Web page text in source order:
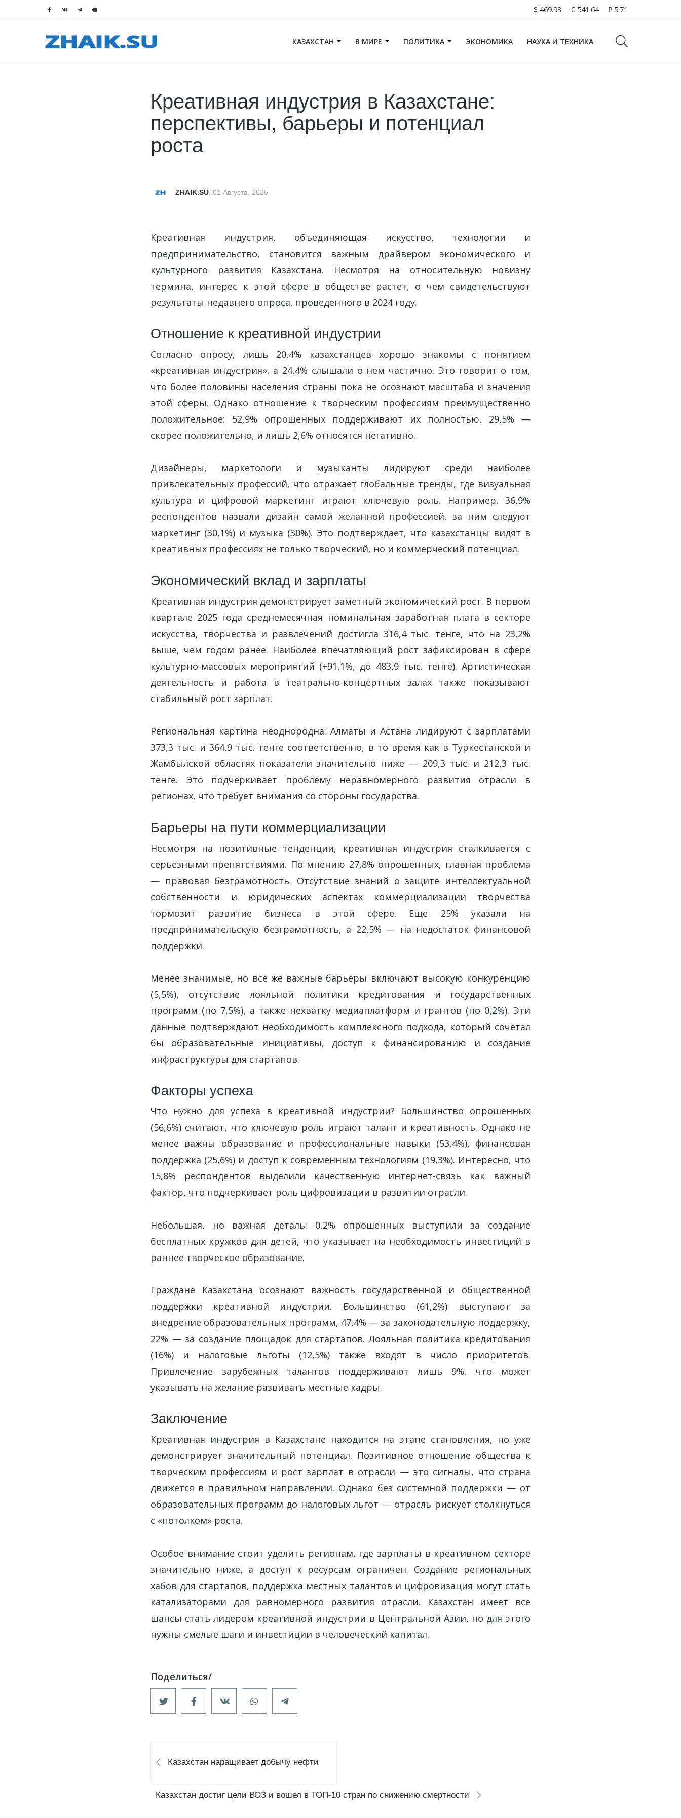
$ 469.93 € 541.64 ₽ 5.71
КАЗАХСТАН В МИРЕ ПОЛИТИКА ЭКОНОМИКА НАУКА И ТЕХНИКА
Креативная индустрия в Казахстане:
перспективы, барьеры и потенциал
роста
ZHAIK.SU, 01 Августа, 2025
Креативная индустрия, объединяющая искусство, технологии и
предпринимательство, становится важным драйвером экономического и
культурного развития Казахстана. Несмотря на относительную новизну
термина, интерес к этой сфере в обществе растет, о чем свидетельствуют
результаты недавнего опроса, проведенного в 2024 году.
Отношение к креативной индустрии
Согласно опросу, лишь 20,4% казахстанцев хорошо знакомы с понятием
«креативная индустрия», а 24,4% слышали о нем частично. Это говорит о том,
что более половины населения страны пока не осознают масштаба и значения
этой сферы. Однако отношение к творческим профессиям преимущественно
положительное: 52,9% опрошенных поддерживают их полностью, 29,5% —
скорее положительно, и лишь 2,6% относятся негативно.
Дизайнеры, маркетологи и музыканты лидируют среди наиболее
привлекательных профессий, что отражает глобальные тренды, где визуальная
культура и цифровой маркетинг играют ключевую роль. Например, 36,9%
респондентов назвали дизайн самой желанной профессией, за ним следуют
маркетинг (30,1%) и музыка (30%). Это подтверждает, что казахстанцы видят в
креативных профессиях не только творческий, но и коммерческий потенциал.
Экономический вклад и зарплаты
Креативная индустрия демонстрирует заметный экономический рост. В первом
квартале 2025 года среднемесячная номинальная заработная плата в секторе
искусства, творчества и развлечений достигла 316,4 тыс. тенге, что на 23,2%
выше, чем годом ранее. Наиболее впечатляющий рост зафиксирован в сфере
культурно-массовых мероприятий (+91,1%, до 483,9 тыс. тенге). Артистическая
деятельность и работа в театрально-концертных залах также показывают
стабильный рост зарплат.
Региональная картина неоднородна: Алматы и Астана лидируют с зарплатами
373,3 тыс. и 364,9 тыс. тенге соответственно, в то время как в Туркестанской и
Жамбылской областях показатели значительно ниже — 209,3 тыс. и 212,3 тыс.
тенге. Это подчеркивает проблему неравномерного развития отрасли в
регионах, что требует внимания со стороны государства.
Барьеры на пути коммерциализации
Несмотря на позитивные тенденции, креативная индустрия сталкивается с
серьезными препятствиями. По мнению 27,8% опрошенных, главная проблема
— правовая безграмотность. Отсутствие знаний о защите интеллектуальной
собственности и юридических аспектах коммерциализации творчества
тормозит развитие бизнеса в этой сфере. Еще 25% указали на
предпринимательскую безграмотность, а 22,5% — на недостаток финансовой
поддержки.
Менее значимые, но все же важные барьеры включают высокую конкуренцию
(5,5%), отсутствие лояльной политики кредитования и государственных
программ (по 7,5%), а также нехватку медиаплатформ и грантов (по 0,2%). Эти
данные подтверждают необходимость комплексного подхода, который сочетал
бы образовательные инициативы, доступ к финансированию и создание
инфраструктуры для стартапов.
Факторы успеха
Что нужно для успеха в креативной индустрии? Большинство опрошенных
(56,6%) считают, что ключевую роль играют талант и креативность. Однако не
менее важны образование и профессиональные навыки (53,4%), финансовая
поддержка (25,6%) и доступ к современным технологиям (19,3%). Интересно, что
15,8% респондентов выделили качественную интернет-связь как важный
фактор, что подчеркивает роль цифровизации в развитии отрасли.
Небольшая, но важная деталь: 0,2% опрошенных выступили за создание
бесплатных кружков для детей, что указывает на необходимость инвестиций в
раннее творческое образование.
Граждане Казахстана осознают важность государственной и общественной
поддержки креативной индустрии. Большинство (61,2%) выступают за
внедрение образовательных программ, 47,4% — за законодательную поддержку,
22% — за создание площадок для стартапов. Лояльная политика кредитования
(16%) и налоговые льготы (12,5%) также входят в число приоритетов.
Привлечение зарубежных талантов поддерживают лишь 9%, что может
указывать на желание развивать местные кадры.
Заключение
Креативная индустрия в Казахстане находится на этапе становления, но уже
демонстрирует значительный потенциал. Позитивное отношение общества к
творческим профессиям и рост зарплат в отрасли — это сигналы, что страна
движется в правильном направлении. Однако без системной поддержки — от
образовательных программ до налоговых льгот — отрасль рискует столкнуться
с «потолком» роста.
Особое внимание стоит уделить регионам, где зарплаты в креативном секторе
значительно ниже, а доступ к ресурсам ограничен. Создание региональных
хабов для стартапов, поддержка местных талантов и цифровизация могут стать
катализаторами для равномерного развития отрасли. Казахстан имеет все
шансы стать лидером креативной индустрии в Центральной Азии, но для этого
нужны смелые шаги и инвестиции в человеческий капитал.
Казахстан наращивает добычу нефти
Казахстан достиг цели ВОЗ и вошел в ТОП-10 стран по снижению смертности